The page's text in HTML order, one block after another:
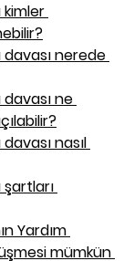
kimler
davası nerede
davası ne
nasıl
şartları
Yardım
mümkün